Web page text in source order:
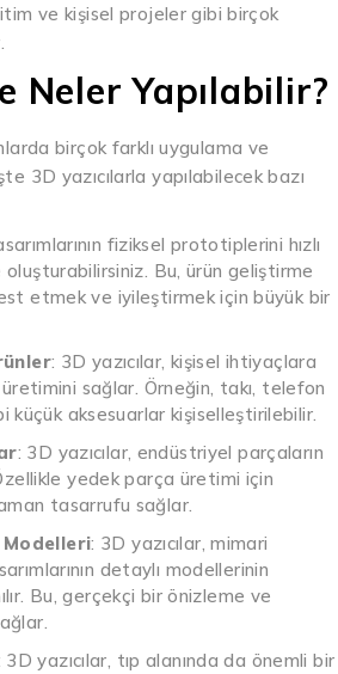
ve kişisel projeler gibi birçok
Neler Yapılabilir?
birçok farklı uygulama ve
3D yazıcılarla yapılabilecek bazı
fiziksel prototiplerini hızlı
Bu, ürün geliştirme
etmek ve iyileştirmek için büyük bir
: 3D yazıcılar, kişisel ihtiyaçlara
sağlar. Örneğin, takı, telefon
küçük aksesuarlar kişiselleştirilebilir.
: 3D yazıcılar, endüstriyel parçaların
yedek parça üretimi için
tasarrufu sağlar.
Modelleri: 3D yazıcılar, mimari
detaylı modellerinin
Bu, gerçekçi bir önizleme ve
3D yazıcılar, tıp alanında da önemli bir